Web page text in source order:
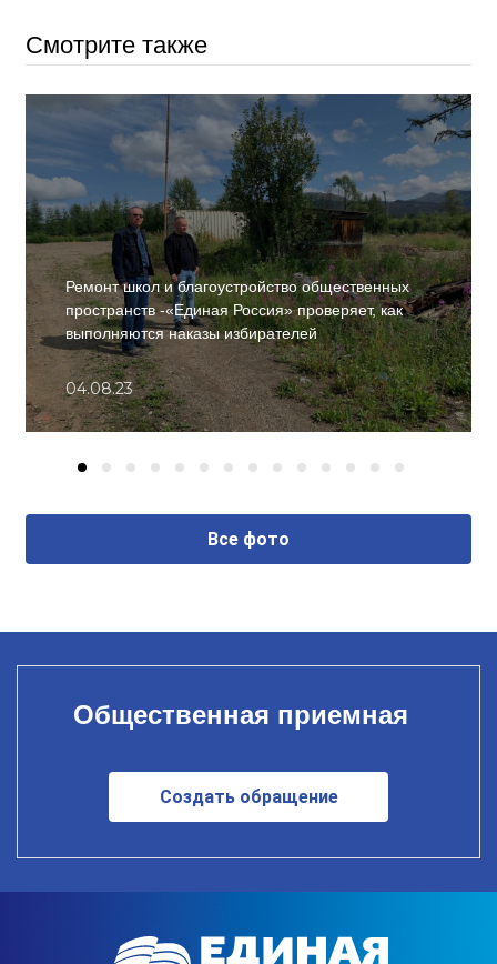
Смотрите также
Ремонт школ и благоустройство общественных
пространств -«Единая Россия» проверяет, как
выполняются наказы избирателей
04.08.23
Все фото
Общественная приемная
Создать обращение